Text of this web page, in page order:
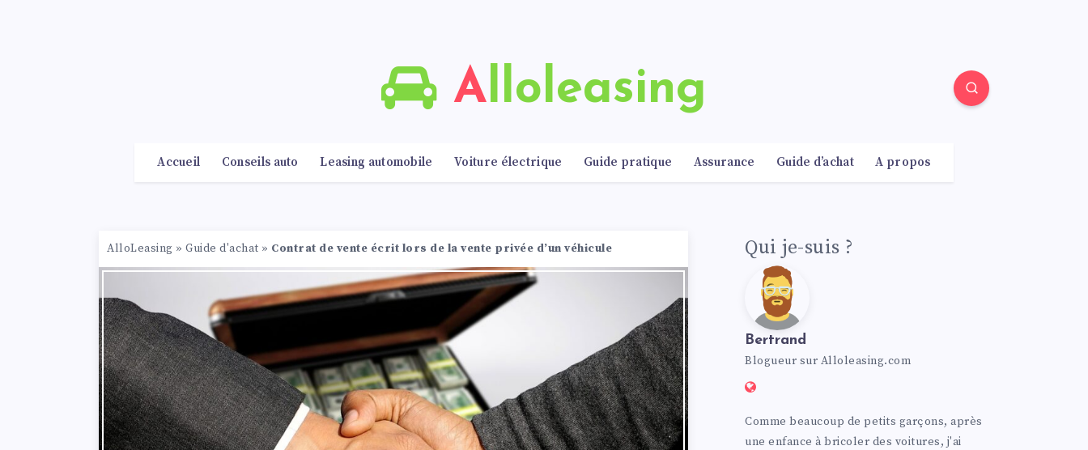
Alloleasing
Accueil Conseils auto Leasing automobile Voiture électrique Guide pratique Assurance Guide d’achat A propos
AlloLeasing » Guide d'achat » Contrat de vente écrit lors de la vente privée d’un véhicule Qui je-suis ?
Bertrand
Blogueur sur Alloleasing.com
Comme beaucoup de petits garçons, après
une enfance à bricoler des voitures, j'ai